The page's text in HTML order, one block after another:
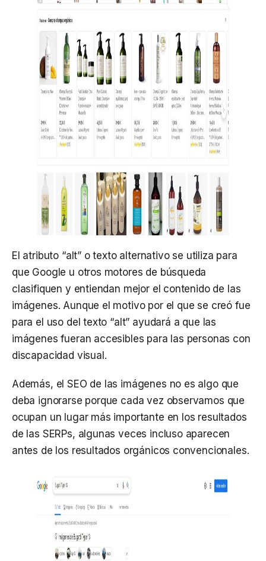
El atributo “alt” o texto alternativo se utiliza para
que Google u otros motores de búsqueda
clasifiquen y entiendan mejor el contenido de las
imágenes. Aunque el motivo por el que se creó fue
para el uso del texto “alt” ayudará a que las
imágenes fueran accesibles para las personas con
discapacidad visual.
Además, el SEO de las imágenes no es algo que
deba ignorarse porque cada vez observamos que
ocupan un lugar más importante en los resultados
de las SERPs, algunas veces incluso aparecen
antes de los resultados orgánicos convencionales.